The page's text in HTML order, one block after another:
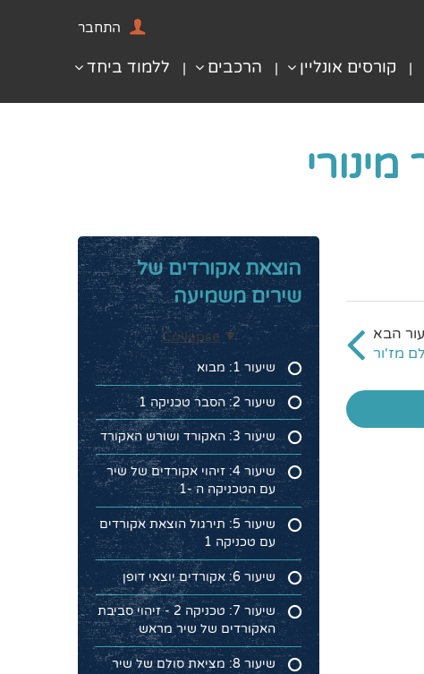
התחבר
קורסים אונליין הרכבים ללמוד ביחד
הוצאת אקורדים של
שירים משמיעה
Collapse
שיעור 1: מבוא
שיעור 2: הסבר טכניקה 1
שיעור 3: האקורד ושורש האקורד
שיעור 4: זיהוי אקורדים של שיר
עם הטכניקה ה -1
שיעור 5: תירגול הוצאת אקורדים
עם טכניקה 1
שיעור 6: אקורדים יוצאי דופן
שיעור 7: טכניקה 2 - זיהוי סביבת
האקורדים של שיר מראש
שיעור 8: מציאת סולם של שיר